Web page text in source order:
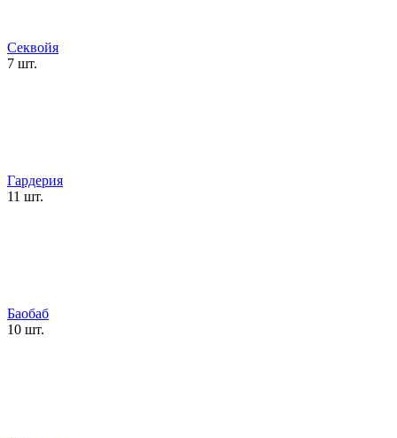
Секвойя
7 шт.
Гардерия
11 шт.
Баобаб
10 шт.